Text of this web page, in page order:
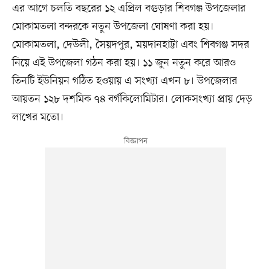
এর আগে চলতি বছরের ১২ এপ্রিল বগুড়ার শিবগঞ্জ উপজেলার
মোকামতলা বন্দরকে নতুন উপজেলা ঘোষণা করা হয়।
মোকামতলা, দেউলী, সৈয়দপুর, ময়দানহাট্টা এবং শিবগঞ্জ সদর
নিয়ে এই উপজেলা গঠন করা হয়। ১১ জুন নতুন করে আরও
তিনটি ইউনিয়ন গঠিত হওয়ায় এ সংখ্যা এখন ৮। উপজেলার
আয়তন ১২৮ দশমিক ৭৪ বর্গকিলোমিটার। লোকসংখ্যা প্রায় দেড়
লাখের মতো।